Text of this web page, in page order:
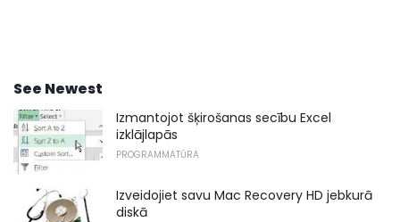
See Newest
Izmantojot šķirošanas secību Excel
izklājlapās
PROGRAMMATŪRA
Izveidojiet savu Mac Recovery HD jebkurā
diskā